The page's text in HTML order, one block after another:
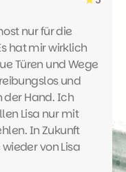
nur für die
hat mir wirklich
Türen und Wege
und
der Hand. Ich
Lisa nur mit
In Zukunft
von Lisa